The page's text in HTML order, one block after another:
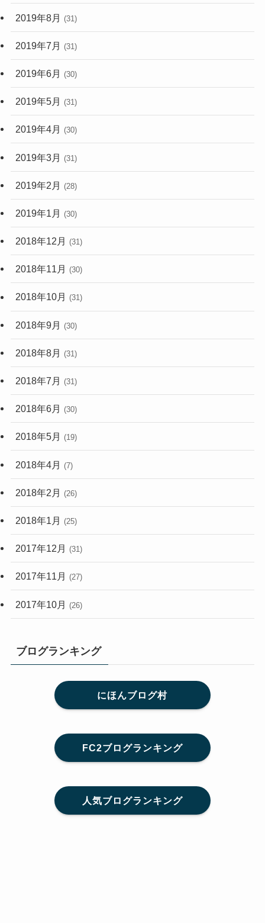
2019年8月 (31)
2019年7月 (31)
2019年6月 (30)
2019年5月 (31)
2019年4月 (30)
2019年3月 (31)
2019年2月 (28)
2019年1月 (30)
2018年12月 (31)
2018年11月 (30)
2018年10月 (31)
2018年9月 (30)
2018年8月 (31)
2018年7月 (31)
2018年6月 (30)
2018年5月 (19)
2018年4月 (7)
2018年2月 (26)
2018年1月 (25)
2017年12月 (31)
2017年11月 (27)
2017年10月 (26)
ブログランキング
にほんブログ村
FC2ブログランキング
人気ブログランキング